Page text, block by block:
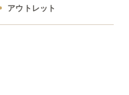
アウトレット